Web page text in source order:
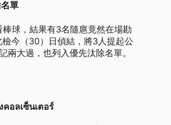
單
球，結果有3名隨扈竟然在場勘
今（30）日偵結，將3人提起公
大過，也列入優先汰除名單。
อลเซ็นเตอร์